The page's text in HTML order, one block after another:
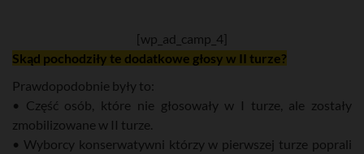
[wp_ad_camp_4]
Skąd pochodziły te dodatkowe głosy w II turze?
Prawdopodobnie były to:
• Część osób, które nie głosowały w I turze, ale zostały
zmobilizowane w II turze.
• Wyborcy konserwatywni którzy w pierwszej turze poprali